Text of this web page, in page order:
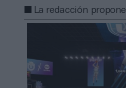
La redacción propone